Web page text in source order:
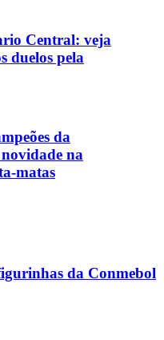
Central: veja
duelos pela
da
na
matas
da Conmebol